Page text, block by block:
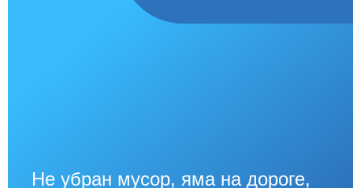
Не убран мусор, яма на дороге,